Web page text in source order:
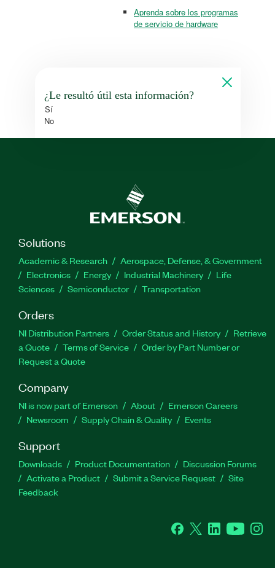
Aprenda sobre los programas
de servicio de hardware
¿Le resultó útil esta información?
Sí
No
Solutions
Academic & Research
Aerospace, Defense, & Government
Electronics
Energy Industrial Machinery
Life
Sciences
Semiconductor Transportation
Orders
NI Distribution Partners Order Status and History
Retrieve
a Quote
Terms of Service
Order by Part Number or
Request a Quote
Company
NI is now part of Emerson About
Emerson Careers
Newsroom
Supply Chain & Quality Events
Support
Downloads Product Documentation
Discussion Forums
Activate a Product
Submit a Service Request
Site
Feedback
Facebook
Twitter LinkedInYouTube